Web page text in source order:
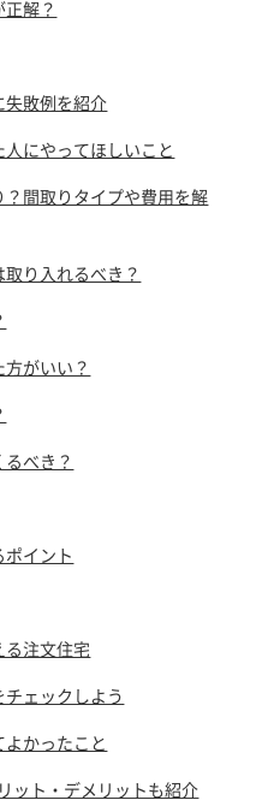
解？
失敗例を紹介
にやってほしいこと
間取りタイプや費用を解
り入れるべき？
がいい？
べき？
イント
注文住宅
ェックしよう
かったこと
ット・デメリットも紹介